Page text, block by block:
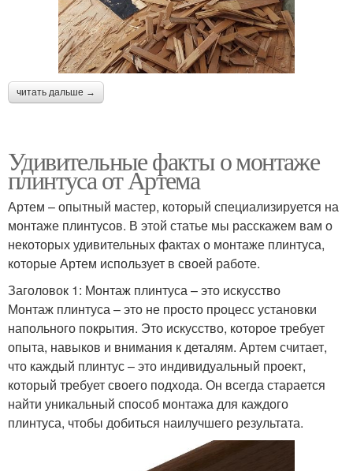
читать дальше →
Удивительные факты о монтаже
плинтуса от Артема
Артем – опытный мастер, который специализируется на
монтаже плинтусов. В этой статье мы расскажем вам о
некоторых удивительных фактах о монтаже плинтуса,
которые Артем использует в своей работе.
Заголовок 1: Монтаж плинтуса – это искусство
Монтаж плинтуса – это не просто процесс установки
напольного покрытия. Это искусство, которое требует
опыта, навыков и внимания к деталям. Артем считает,
что каждый плинтус – это индивидуальный проект,
который требует своего подхода. Он всегда старается
найти уникальный способ монтажа для каждого
плинтуса, чтобы добиться наилучшего результата.